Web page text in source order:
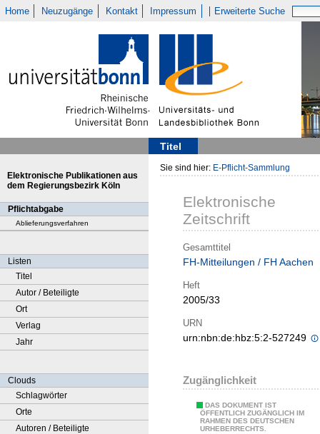
Home Neuzugänge Kontakt Impressum Erweiterte Suche
Titel
Elektronische Publikationen aus
dem Regierungsbezirk Köln
Pflichtabgabe
Ablieferungsverfahren
Listen
Titel
Autor / Beteiligte
Ort
Verlag
Jahr
Clouds
Schlagwörter
Orte
Autoren / Beteiligte
Sie sind hier: E-Pflicht-Sammlung
Elektronische
Zeitschrift
Gesamttitel
FH-Mitteilungen / FH Aachen
Heft
2005/33
URN
urn:nbn:de:hbz:5:2-527249
Zugänglichkeit
DAS DOKUMENT IST
ÖFFENTLICH ZUGÄNGLICH IM
RAHMEN DES DEUTSCHEN
URHEBERRECHTS.